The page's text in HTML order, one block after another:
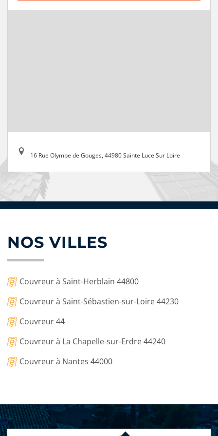
16 Rue Olympe de Gouges, 44980 Sainte Luce Sur Loire
NOS VILLES
Couvreur à Saint-Herblain 44800
Couvreur à Saint-Sébastien-sur-Loire 44230
Couvreur 44
Couvreur à La Chapelle-sur-Erdre 44240
Couvreur à Nantes 44000